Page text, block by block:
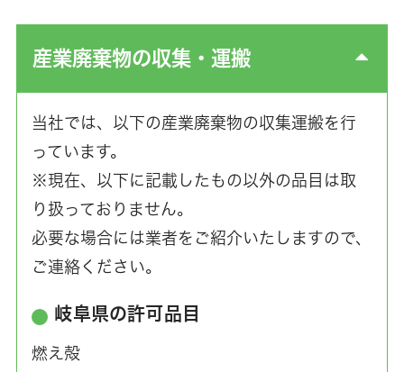
産業廃棄物の収集・運搬
当社では、以下の産業廃棄物の収集運搬を行
っています。
※現在、以下に記載したもの以外の品目は取
り扱っておりません。
必要な場合には業者をご紹介いたしますので、
ご連絡ください。
岐阜県の許可品目
燃え殻